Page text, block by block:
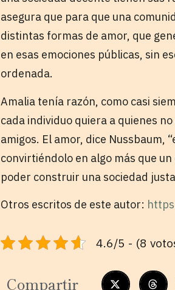
asegura que para que una
distintas formas de amor, que
en esas emociones públicas, sin
ordenada.
Amalia tenía razón, como casi
cada individuo quiera a quienes
amigos. El amor, dice Nussbaum,
convirtiéndolo en algo más que
poder construir una sociedad
Otros escritos de este autor:
4.6/5 - (8
Compartir